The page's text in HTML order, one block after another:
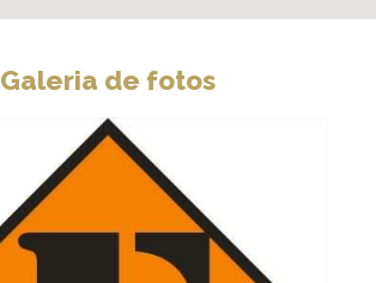
Galeria de fotos